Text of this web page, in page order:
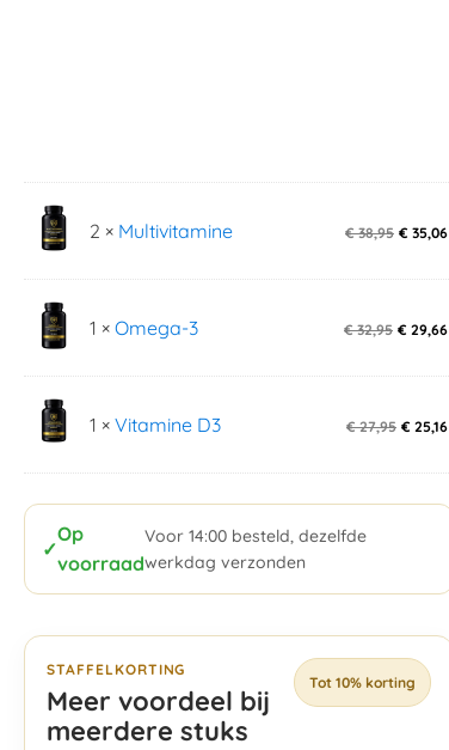
2 × Multivitamine €38,95 € 35,06
1 × Omega-3 €32,95 € 29,66
1 × Vitamine D3 €27,95 € 25,16
✓
Op
voorraad
Voor 14:00 besteld, dezelfde
werkdag verzonden
STAFFELKORTING
Meer voordeel bij
meerdere stuks
Tot 10% korting